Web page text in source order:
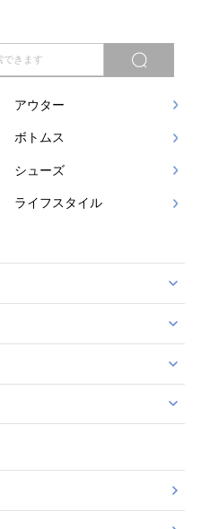
アウター
ボトムス
シューズ
ライフスタイル